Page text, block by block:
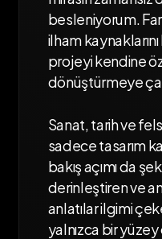
besleniyorum.
ilhamkaynaklarını
projeyikendine
dönüştürmeye
Sanat,tarihve
sadecetasarım
bakışaçımıda
derinleştirenve
anlatılarilgimi
yalnızca biryüzey